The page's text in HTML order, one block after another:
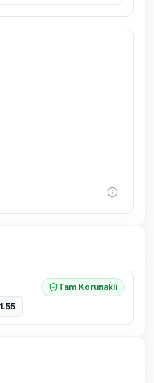
çalışmaları
nedeniyle yol
Tam Korunakli
1.55